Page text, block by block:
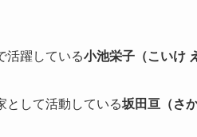
活躍している小池栄子（こいけ
として活動している坂田亘（さ